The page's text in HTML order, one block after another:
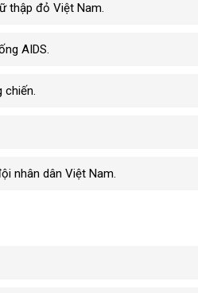
thập đỏ Việt Nam.
AIDS.
chiến.
nhân dân Việt Nam.